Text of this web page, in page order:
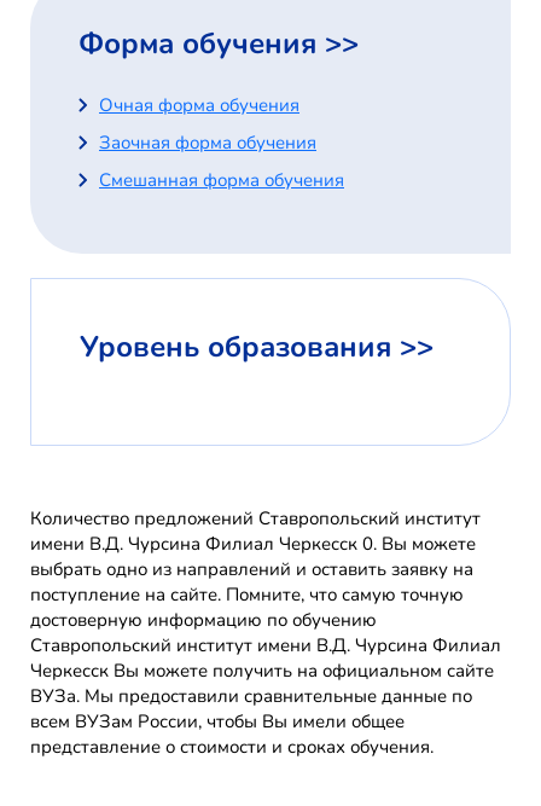
Форма обучения >>
Очная форма обучения
Заочная форма обучения
Смешанная форма обучения
Уровень образования >>
Количество предложений Ставропольский институт
имени В.Д. Чурсина Филиал Черкесск 0. Вы можете
выбрать одно из направлений и оставить заявку на
поступление на сайте. Помните, что самую точную
достоверную информацию по обучению
Ставропольский институт имени В.Д. Чурсина Филиал
Черкесск Вы можете получить на официальном сайте
ВУЗа. Мы предоставили сравнительные данные по
всем ВУЗам России, чтобы Вы имели общее
представление о стоимости и сроках обучения.